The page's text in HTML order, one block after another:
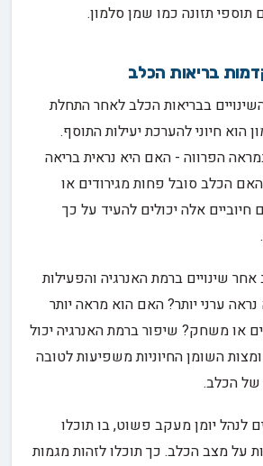
תזונה כמו שמן סלמון.
בריאות הכלב
בבריאות הכלב לאחר התחלת
הוא חיוני להערכת יעילות התוסף.
הפרווה - האם היא נראית בריאה
האם הכלב סובל פחות מגירודים או
חיוביים אלה יכולים להעיד על כך
שינויים ברמת האנרגיה והפעילות
ערני יותר? האם הוא מראה יותר
או משחק? שיפור ברמת האנרגיה יכול
השומן החיוניות משפיעות לטובה
של הכלב.
לנהל יומן מעקב פשוט, בו תוכלו
על מצב הכלב. כך תוכלו לזהות מגמות